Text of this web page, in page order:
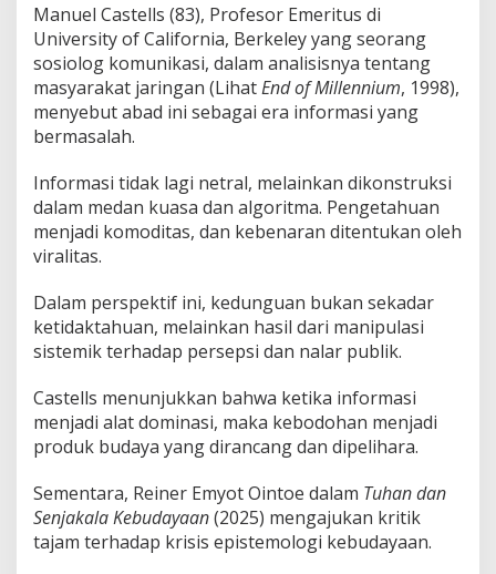
Manuel Castells (83), Profesor Emeritus di
University of California, Berkeley yang seorang
sosiolog komunikasi, dalam analisisnya tentang
masyarakat jaringan (LihatEnd of Millennium, 1998),
menyebut abad ini sebagai era informasi yang
bermasalah.
Informasi tidak lagi netral, melainkan dikonstruksi
dalam medan kuasa dan algoritma. Pengetahuan
menjadi komoditas, dan kebenaran ditentukan oleh
viralitas.
Dalam perspektif ini, kedunguan bukan sekadar
ketidaktahuan, melainkan hasil dari manipulasi
sistemik terhadap persepsi dan nalar publik.
Castells menunjukkan bahwa ketika informasi
menjadi alat dominasi, maka kebodohan menjadi
produk budaya yang dirancang dan dipelihara.
Sementara, Reiner Emyot Ointoe dalam Tuhan dan
Senjakala Kebudayaan(2025) mengajukan kritik
tajam terhadap krisis epistemologi kebudayaan.